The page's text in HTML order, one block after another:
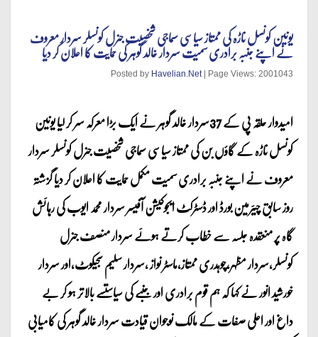
یونین کونسل ناڑہ کی ممتاز سیاسی سماجی شخصیت جنرل کونسلر سردار معروف
نے اپنے جنبہ برادری سمیت سردار خالد گوہر کی حمایت کا اعلان کر دیا
Posted by Havelian.Net| Page Views: 2001043
کونسل ناڑہ کے گاؤں بن کی ممتاز سیاسی سماجی شخصیت جنرل کونسلر سردار
معروف نے اپنے جنبہ برادری سمیت مکمل حمایت کا اعلان کر دیا گزشتہ
روز سابق چیئرمین بورڈ اور ڈسٹرکٹ ایجوکیشن آفیسر سردار محمد ایوب کی رہائش
گاہ پر منعقدہ جلسہ سے خطاب کرتے ہوئے سردار منصف جنرل
کونسلر،سردار مظہر،چوہدری ممتاز،ماسٹر نواز ،سردار سلیم سجیکوٹ،اور سردار
خورشید انور نے کہا کہ ہم قوم برادری اور جنبے کی سیاستسے بالاتر ہو کر بے
داغ اور اعلی صفات کے مالک نوجوان قیادت سردار خالد گوہر کی کامیابی